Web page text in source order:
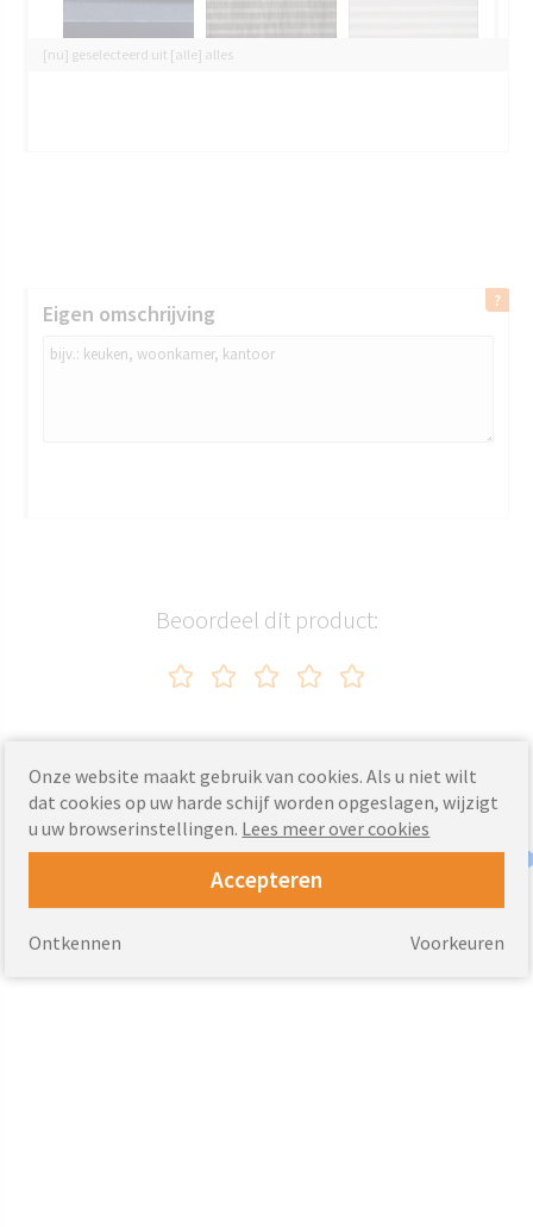
[nu] geselecteerd uit [alle] alles
Eigen omschrijving
Beoordeel dit product:
Onze website maakt gebruik van cookies. Als u niet wilt
dat cookies op uw harde schijf worden opgeslagen, wijzigt
u uw browserinstellingen. Lees meer over cookies
Accepteren
Voorkeuren
Ontkennen